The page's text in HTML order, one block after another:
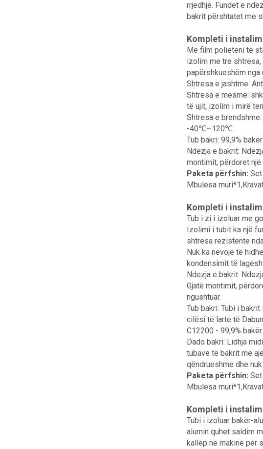
rrjedhje. Fundet e
bakrit përshtatet me
Kompleti i
Me film polieteni të
izolim me tre
papërshkueshëm
Shtresa e jashtme:
Shtresa e mesme:
të ujit, izolim i mirë
Shtresa e
-40℃~120℃.
Tub bakri: 99,9%
Ndezja e bakrit:
montimit, përdoret
Paketa përfshin:
Mbulesa
Kompleti i
Tub i zi i izoluar me
Izolimi i tubit ka një
shtresa rezistente
Nuk ka nevojë të
kondensimit të
Ndezja e bakrit:
Gjatë montimit,
ngushtuar.
Tub bakri: Tubi i
cilësi të lartë të
C12200 - 99,9%
Dado bakri: Lidhja
tubave të bakrit me
qëndrueshme dhe
Paketa përfshin:
Mbulesa
Kompleti i
Tubi i izoluar bakër-
alumin quhet saldim
kallëp në makinë për